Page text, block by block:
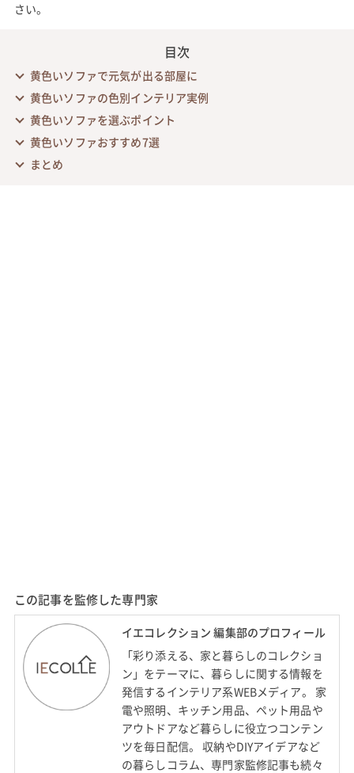
さい。
目次
黄色いソファで元気が出る部屋に
黄色いソファの色別インテリア実例
黄色いソファを選ぶポイント
黄色いソファおすすめ7選
まとめ
この記事を監修した専門家
イエコレクション 編集部のプロフィール
「彩り添える、家と暮らしのコレクショ
ン」をテーマに、暮らしに関する情報を
発信するインテリア系WEBメディア。 家
電や照明、キッチン用品、ペット用品や
アウトドアなど暮らしに役立つコンテン
ツを毎日配信。 収納やDIYアイデアなど
の暮らしコラム、専門家監修記事も続々